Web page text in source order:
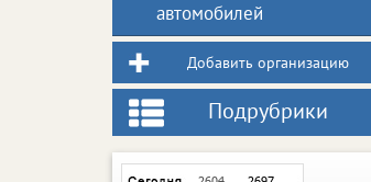
автомобилей
Добавить организацию
Подрубрики